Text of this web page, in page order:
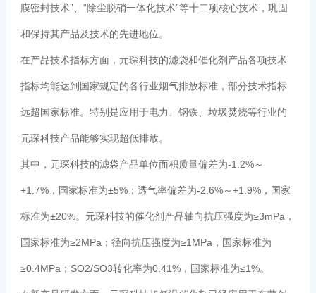
膜密封技术”、“除尘脱硝一体化技术”等十二项核心技术，巩固
和保持其产品及技术的先进地位。
在产品技术指标方面，元琛科技的滤袋和催化剂产品各项技术
指标均能达到国家规定的各行业烟气排放标准，部分技术指标
远超国家标准。特别是应用于电力、钢铁、垃圾焚烧等行业的
元琛科技产品能够实现超低排放。
其中，元琛科技的滤袋产品单位面积质量偏差为-1.2%～
+1.7%，国家标准为±5%；透气率偏差为-2.6%～+1.9%，国家
标准为±20%。元琛科技的催化剂产品轴向抗压强度为≥3mPa，
国家标准为≥2MPa；径向抗压强度为≥1MPa，国家标准为
≥0.4MPa；SO2/SO3转化率为0.41%，国家标准为≤1%。